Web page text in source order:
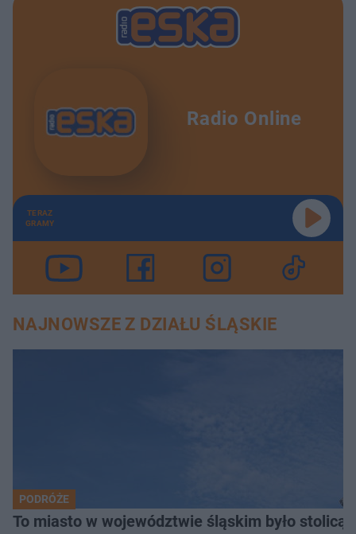
Radio Online
TERAZ
GRAMY
NAJNOWSZE Z DZIAŁU ŚLĄSKIE
PODRÓŻE
To miasto w województwie śląskim było